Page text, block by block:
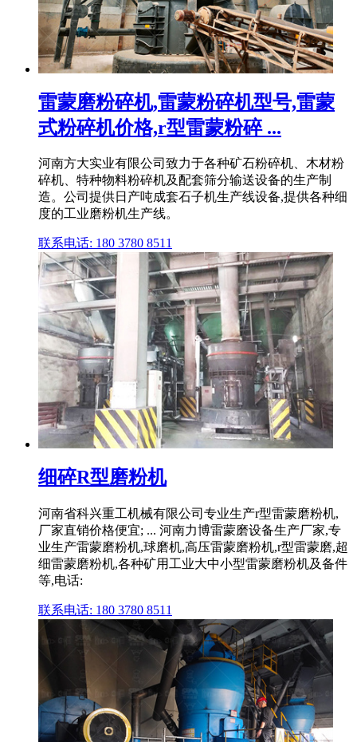
雷蒙磨粉碎机,雷蒙粉碎机型号,雷蒙
式粉碎机价格,r型雷蒙粉碎 ...
河南方大实业有限公司致力于各种矿石粉碎机、木材粉
碎机、特种物料粉碎机及配套筛分输送设备的生产制
造。公司提供日产吨成套石子机生产线设备,提供各种细
度的工业磨粉机生产线。
联系电话: 180 3780 8511
细碎R型磨粉机
河南省科兴重工机械有限公司专业生产r型雷蒙磨粉机,
厂家直销价格便宜; ... 河南力博雷蒙磨设备生产厂家,专
业生产雷蒙磨粉机,球磨机,高压雷蒙磨粉机,r型雷蒙磨,超
细雷蒙磨粉机,各种矿用工业大中小型雷蒙磨粉机及备件
等,电话:
联系电话: 180 3780 8511